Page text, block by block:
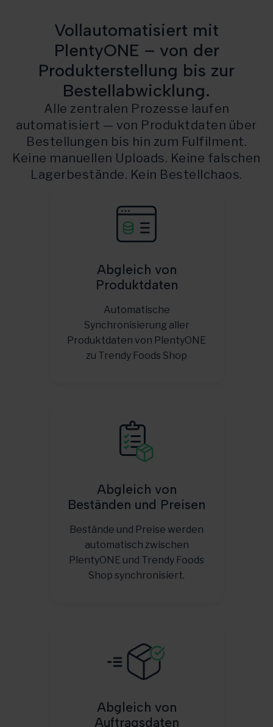
Vollautomatisiert mit
PlentyONE – von der
Produkterstellung bis zur
Bestellabwicklung.
Alle zentralen Prozesse laufen
automatisiert — von Produktdaten über
Bestellungen bis hin zum Fulfilment.
Keine manuellen Uploads. Keine falschen
Lagerbestände. Kein Bestellchaos.
Abgleich von
Produktdaten
Automatische
Synchronisierung aller
Produktdaten von PlentyONE
zu Trendy Foods Shop
Abgleich von
Beständen und Preisen
Bestände und Preise werden
automatisch zwischen
PlentyONE und Trendy Foods
Shop synchronisiert.
Abgleich von
Auftragsdaten